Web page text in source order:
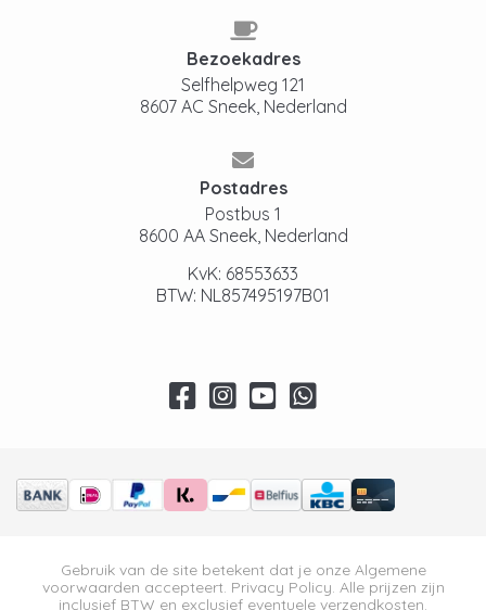
Bezoekadres
Selfhelpweg 121
8607 AC Sneek, Nederland
Postadres
Postbus 1
8600 AA Sneek, Nederland
KvK: 68553633
BTW: NL857495197B01
Gebruik van de site betekent dat je onze Algemene
voorwaarden accepteert. Privacy Policy. Alle prijzen zijn
inclusief BTW en exclusief eventuele verzendkosten.